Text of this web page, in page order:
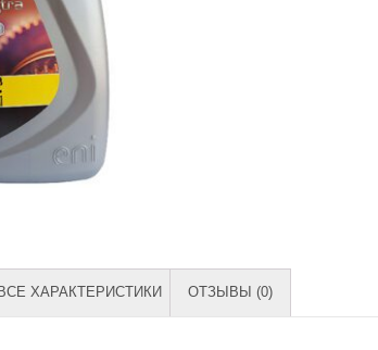
ВСЕ ХАРАКТЕРИСТИКИ ОТЗЫВЫ (0)